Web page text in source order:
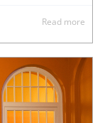
Read more